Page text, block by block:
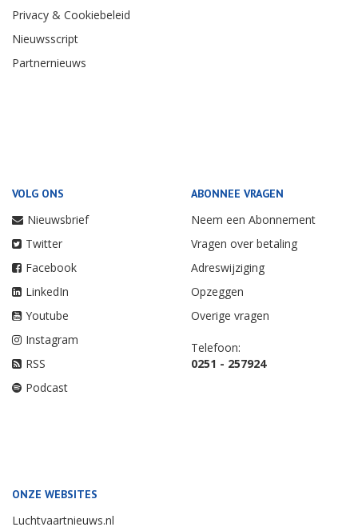
Privacy & Cookiebeleid
Nieuwsscript
Partnernieuws
VOLG ONS
Nieuwsbrief
Twitter
Facebook
LinkedIn
Youtube
Instagram
RSS
Podcast
ABONNEE VRAGEN
Neem een Abonnement
Vragen over betaling
Adreswijziging
Opzeggen
Overige vragen
Telefoon:
0251 - 257924
ONZE WEBSITES
Luchtvaartnieuws.nl